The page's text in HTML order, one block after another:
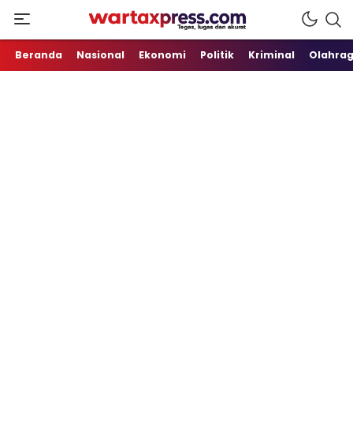
WartaXpress
Tegas, Lugas dan Akurat
Beranda Nasional Ekonomi Politik Kriminal